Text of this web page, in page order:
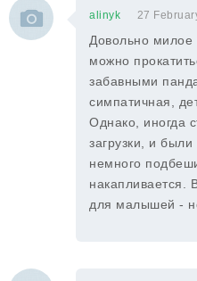
alinyk 27
Довольно милое
можно
забавными
симпатичная,
Однако, иногда
загрузки, и
немного
накапливается.
для малышей -